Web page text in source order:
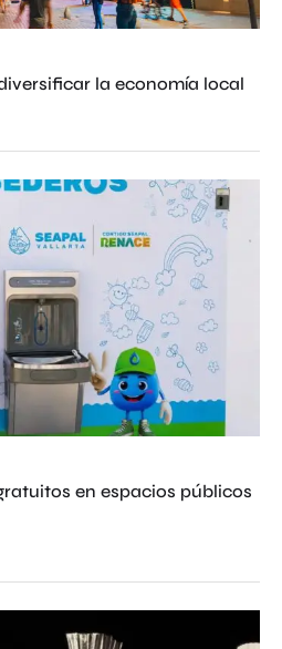
la economía local
en espacios públicos